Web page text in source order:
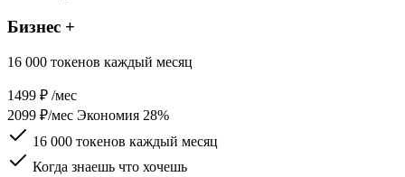
Бизнес +
16 000 токенов каждый месяц
1499 ₽ /мес
2099 ₽/мес Экономия 28%
16 000 токенов каждый месяц
Когда знаешь что хочешь